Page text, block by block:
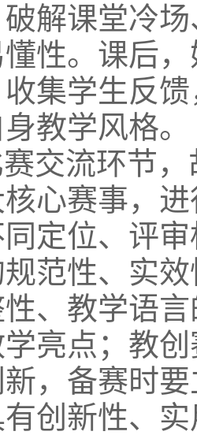
解课堂冷
性。课后
集学生反
教学风格。
交流环节
心赛事，
定位、评
范性、实
、教学语
亮点；教
，备赛时
创新性、